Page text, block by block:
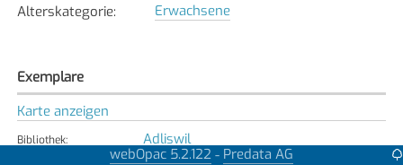
Alterskategorie: Erwachsene
Exemplare
Karte anzeigen
Bibliothek: Adliswil
Verfügbar
webOpac 5.2.122 - Predata AG